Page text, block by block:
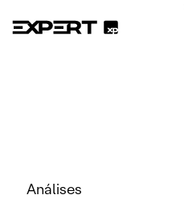
Análises